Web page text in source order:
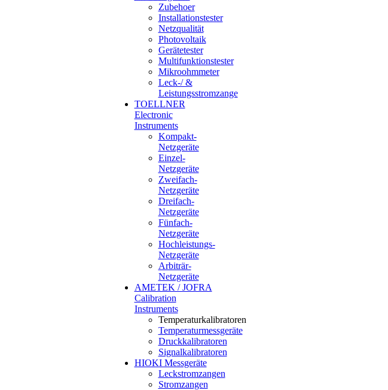
Zubehoer
Installationstester
Netzqualität
Photovoltaik
Gerätetester
Multifunktionstester
Mikroohmmeter
Leck-/ &
Leistungsstromzange
TOELLNER
Electronic
Instruments
Kompakt-
Netzgeräte
Einzel-
Netzgeräte
Zweifach-
Netzgeräte
Dreifach-
Netzgeräte
Fünfach-
Netzgeräte
Hochleistungs-
Netzgeräte
Arbiträr-
Netzgeräte
AMETEK / JOFRA
Calibration
Instruments
Temperaturkalibratoren
Temperaturmessgeräte
Druckkalibratoren
Signalkalibratoren
HIOKI Messgeräte
Leckstromzangen
Stromzangen